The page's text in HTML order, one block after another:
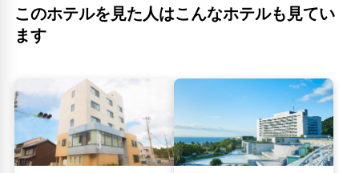
諏訪山公園(38.78km)
諭鶴羽山(23.23km)
霞ヶ丘(25.66km)
静御前の墓(1.38km)
静の里公園(1.43km)
須磨海水浴場(30.13km)
パルシェ 香りの湯(6.36km)
このホテルを見た人はこんなホテルも見てい
ます